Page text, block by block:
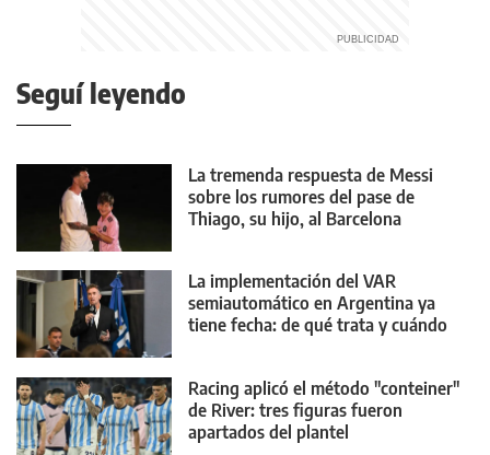
Seguí leyendo
La tremenda respuesta de Messi
sobre los rumores del pase de
Thiago, su hijo, al Barcelona
La implementación del VAR
semiautomático en Argentina ya
tiene fecha: de qué trata y cuándo
Racing aplicó el método "conteiner"
de River: tres figuras fueron
apartados del plantel